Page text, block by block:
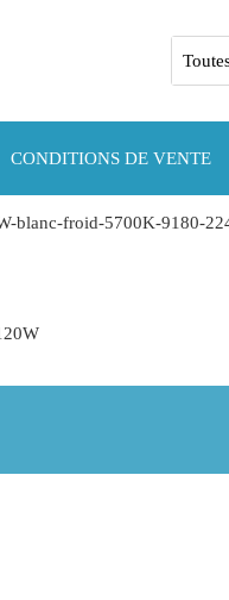
CONDITIONS DE VENTE
blanc-froid-5700K-9180-